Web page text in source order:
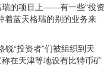
的项目上——有一些“投资
着蓝天格瑞的别的业务来
“投资者”们被组织到天
在天津等地设有比特币矿